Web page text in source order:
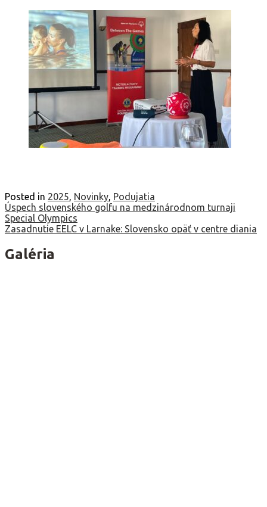
Posted in 2025, Novinky, Podujatia
Navigácia
v
Úspech slovenského golfu na medzinárodnom turnaji
Special Olympics
Zasadnutie EELC v Larnake: Slovensko opäť v centre diania
Galéria